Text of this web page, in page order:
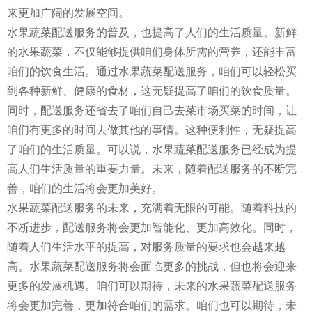
来更加广阔的发展空间。
水果蔬菜配送服务的普及，也提高了人们的生活质量。新鲜
的水果蔬菜，不仅能够提供咱们身体所需的营养，还能丰富
咱们的饮食生活。通过水果蔬菜配送服务，咱们可以轻松买
到各种新鲜、健康的食材，这无疑提高了咱们的饮食质量。
同时，配送服务还省去了咱们自己去菜市场买菜的时间，让
咱们有更多的时间去做其他的事情。这种便利性，无疑提高
了咱们的生活质量。可以说，水果蔬菜配送服务已经成为提
高人们生活质量的重要力量。未来，随着配送服务的不断完
善，咱们的生活将会更加美好。
水果蔬菜配送服务的未来，充满着无限的可能。随着科技的
不断进步，配送服务将会更加智能化、更加高效化。同时，
随着人们生活水平的提高，对服务质量的要求也会越来越
高。水果蔬菜配送服务将会面临更多的挑战，但也将会迎来
更多的发展机遇。咱们可以期待，未来的水果蔬菜配送服务
将会更加完善，更加符合咱们的需求。咱们也可以期待，未